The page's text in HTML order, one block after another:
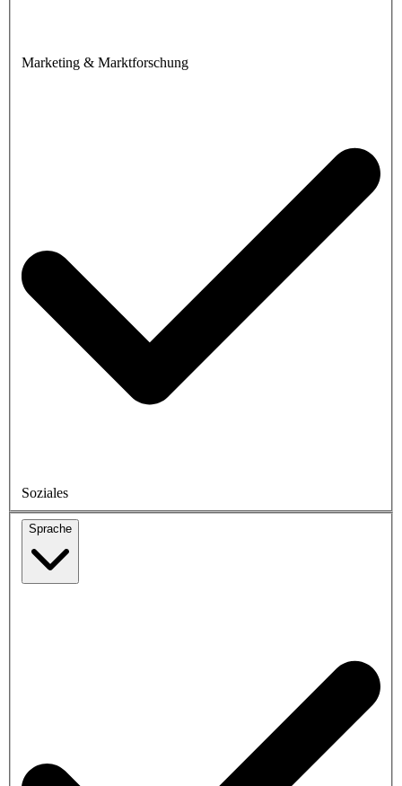
Marketing & Marktforschung
Soziales
Sprache